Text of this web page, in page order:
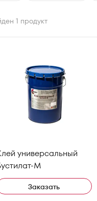
1 продукт
универсальный
М
Заказать